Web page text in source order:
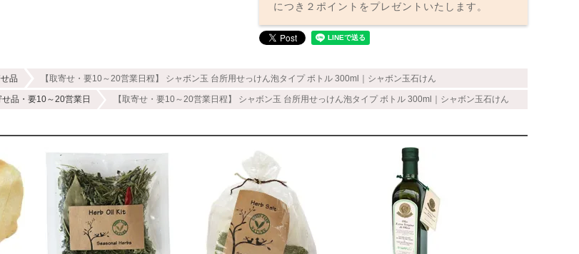
につき２ポイントをプレゼントいたします。
品 【取寄せ・要10～20営業日程】 シャボン玉 台所用せっけん泡タイプ ボトル 300ml｜シャボン玉石けん
せ品・要10～20営業日 【取寄せ・要10～20営業日程】 シャボン玉 台所用せっけん泡タイプ ボトル 300ml｜シャボン玉石けん